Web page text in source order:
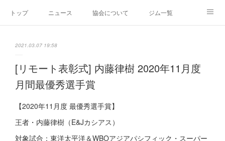
トップ ニュース 協会について ジム一覧
2021.03.07 19:58
[リモート表彰式] 内藤律樹 2020年11月度
月間最優秀選手賞
【2020年11月度 最優秀選手賞】
王者・内藤律樹（E&Jカシアス）
対象試合：東洋太平洋＆WBOアジアパシフィック・スーパー